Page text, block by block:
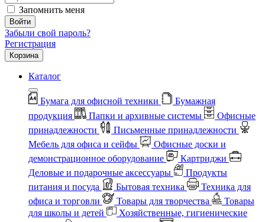
Запомнить меня
Войти
Забыли свой пароль?
Регистрация
Корзина
Каталог
Бумага для офисной техники
Бумажная
продукция
Папки и архивные системы
Офисные
принадлежности
Письменные принадлежности
Мебель для офиса и сейфы
Офисные доски и
демонстрационное оборудование
Картриджи
Деловые и подарочные аксессуары
Продукты
питания и посуда
Бытовая техника
Техника для
офиса и торговли
Товары для творчества
Товары
для школы и детей
Хозяйственные, гигиенические